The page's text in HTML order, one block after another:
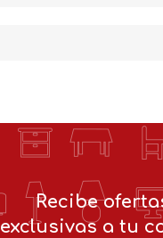
Recibe
exclusivas a tu